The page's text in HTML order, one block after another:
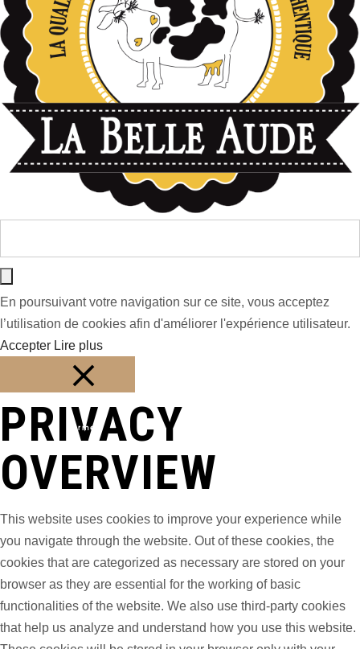
En poursuivant votre navigation sur ce site, vous acceptez
l’utilisation de cookies afin d'améliorer l'expérience utilisateur.
Accepter Lire plus
Fermer
PRIVACY
OVERVIEW
This website uses cookies to improve your experience while
you navigate through the website. Out of these cookies, the
cookies that are categorized as necessary are stored on your
browser as they are essential for the working of basic
functionalities of the website. We also use third-party cookies
that help us analyze and understand how you use this website.